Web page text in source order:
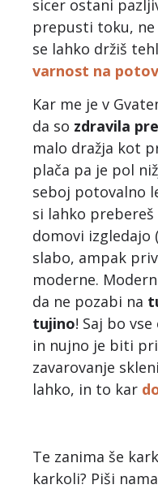
sicer ostani
prepusti toku,
se lahko držiš
varnost na
Kar me je v
da so zdravila
malo dražja kot
plača pa je pol
seboj potovalno
si lahko prebereš
domovi izgledajo
slabo, ampak
moderne.
da ne pozabi na
tujino! Saj bo
in nujno je biti
zavarovanje
lahko, in to kar
Te zanima še
karkoli? Piši